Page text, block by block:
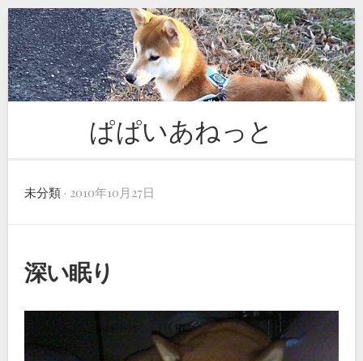
Skip
to
content
ぱぱいあねっと
未分類 · 2010年10月27日
深い眠り